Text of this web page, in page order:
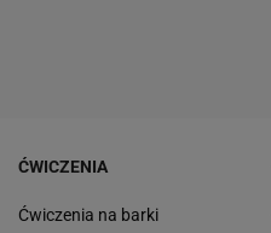
ĆWICZENIA
Ćwiczenia na barki